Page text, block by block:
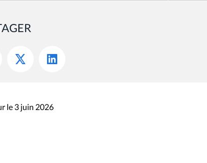
le 3 juin 2026